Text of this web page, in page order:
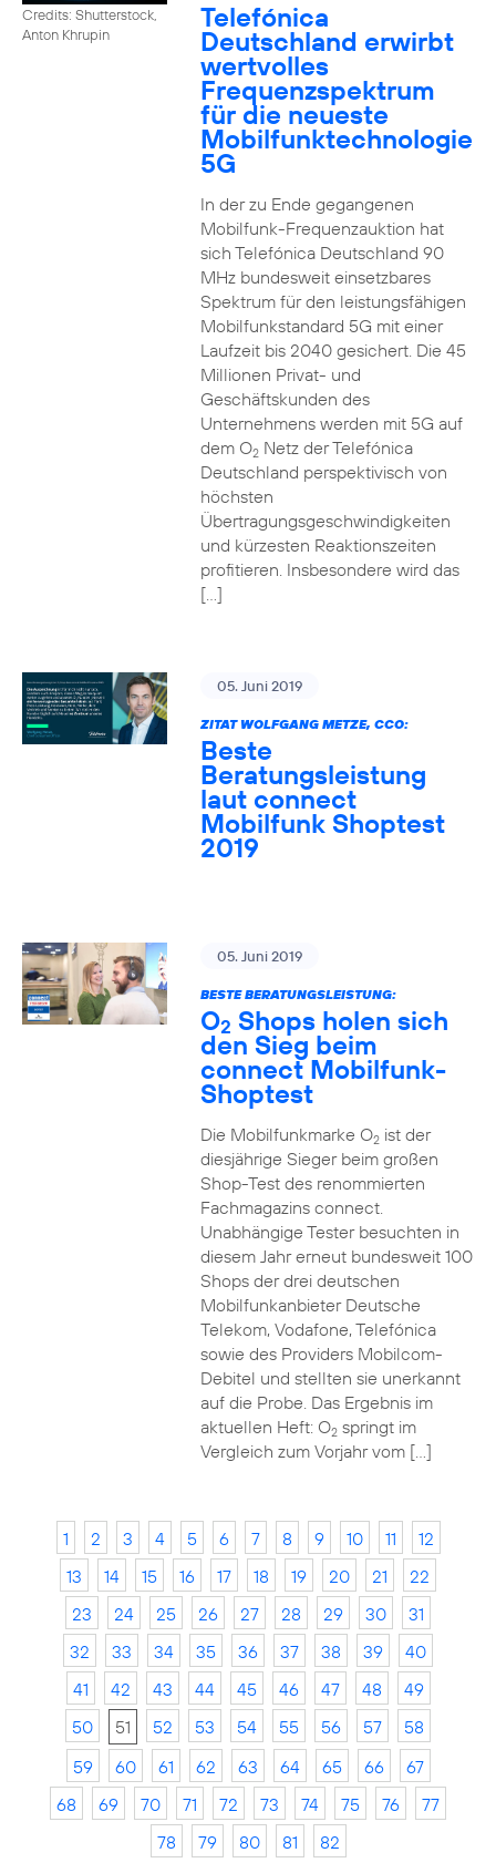
Credits: Shutterstock,
Anton Khrupin
Telefónica
Deutschland erwirbt
wertvolles
Frequenzspektrum
für die neueste
Mobilfunktechnologie
5G
In der zu Ende gegangenen
Mobilfunk-Frequenzauktion hat
sich Telefónica Deutschland 90
MHz bundesweit einsetzbares
Spektrum für den leistungsfähigen
Mobilfunkstandard 5G mit einer
Laufzeit bis 2040 gesichert. Die 45
Millionen Privat- und
Geschäftskunden des
Unternehmens werden mit 5G auf
dem O2Netz der Telefónica
Deutschland perspektivisch von
höchsten
Übertragungsgeschwindigkeiten
und kürzesten Reaktionszeiten
profitieren. Insbesondere wird das
[…]
05. Juni 2019
ZITAT WOLFGANG METZE, CCO:
Beste
Beratungsleistung
laut connect
Mobilfunk Shoptest
2019
05. Juni 2019
BESTE BERATUNGSLEISTUNG:
O2 Shops holen sich
den Sieg beim
connect Mobilfunk-
Shoptest
Die Mobilfunkmarke O2ist der
diesjährige Sieger beim großen
Shop-Test des renommierten
Fachmagazins connect.
Unabhängige Tester besuchten in
diesem Jahr erneut bundesweit 100
Shops der drei deutschen
Mobilfunkanbieter Deutsche
Telekom, Vodafone, Telefónica
sowie des Providers Mobilcom-
Debitel und stellten sie unerkannt
auf die Probe. Das Ergebnis im
aktuellen Heft: O2springt im
Vergleich zum Vorjahr vom […]
1 2 3 4 5 6 7 8 9 10 11
12
13
14 15 16 17 18 19 20 21
22
23
24 25 26 27 28 29 30
31
32
33 34 35 36 37 38 39
40
41
42 43 44 45 46 47 48
49
50
51 52 53 54 55 56 57
58
59
60 61 62 63 64 65 66
67
68
69 70 71 72 73 74 75 76
77
78
79 80 81 82